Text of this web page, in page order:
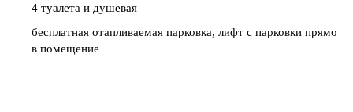
4 туалета и душевая
бесплатная отапливаемая парковка, лифт с парковки прямо
в помещение